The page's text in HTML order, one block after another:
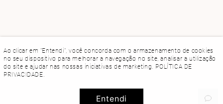
Ao clicar em "Entendi", você concorda com o armazenamento de cookies
no seu dispositivo para melhorar a navegação no site, analisar a utilização
do site e ajudar nas nossas iniciativas de marketing. POLÍTICA DE
PRIVACIDADE.
Entendi